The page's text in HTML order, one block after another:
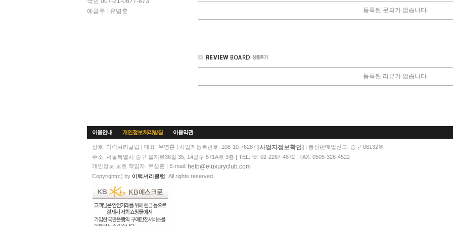
예금주 : 유병훈
등록된 문의가 없습니다.
등록된 리뷰가 없습니다.
이용안내 개인정보처리방침 이용약관
상호: 이럭셔리클럽 | 대표: 유병훈 | 사업자등록번호: 108-10-76287 [사업자정보확인]
| 통신판매업신고: 중구 06132호
주소: 서울특별시 중구 을지로36길 35, 14공구 571A호 3층 | TEL: ☏ 02-2267-4672 | FAX: 0505-326-4522
개인정보 보호 책임자: 유성훈 | E-mail: help@eluxuryclub.com
Copyright(c) by 이럭셔리클럽 . All rights reserved.